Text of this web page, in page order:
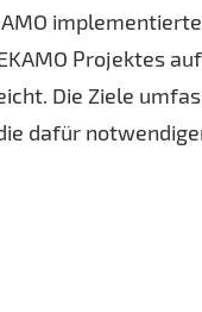
Projektes
Die Ziele
dafür